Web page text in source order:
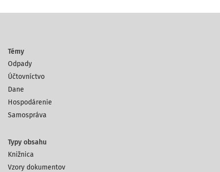
dlhodobému hmotnému majetku,
096 – Opravná položka k dlhodobému finančnému
majetku,
192 – Opravná položka k nedokončenej výrobe,
193 – Opravná položka k polotovarom vlastnej
výroby,
Témy
Odpady
Účtovníctvo
Dane
Hospodárenie
Samospráva
Typy obsahu
Knižnica
Vzory dokumentov